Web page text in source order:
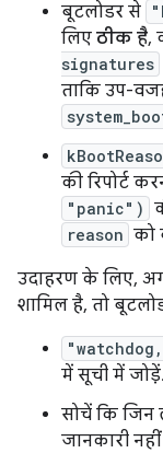
बूटलोडर से
लिए ठीक है,
signatures
ताकि उप-
की रिपोर्ट
"panic")
reason को
उदाहरण के लिए,
शामिल है, तो
में सूची में जोड़ें.
सोचें कि जिन
जानकारी